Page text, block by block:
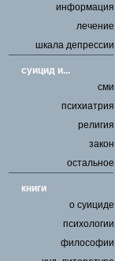
информация
лечение
шкала депрессии
cуицид и...
сми
психиатрия
религия
закон
остальное
книги
о суициде
психологии
философии